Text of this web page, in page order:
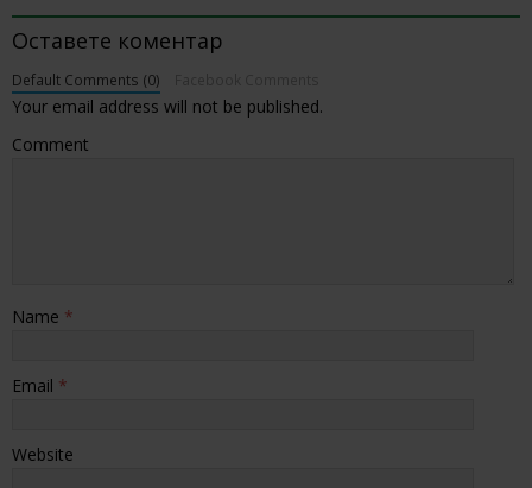
Оставете коментар
Default Comments (0)
Your email address will not be published.
Comment
Name *
Email *
Website